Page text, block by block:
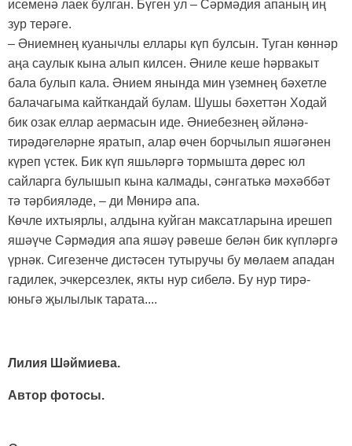
исеменә лаек булган. Бүген ул – Сәрмәдия апаның иң
зур терәге.
– Әниемнең куанычлы еллары күп булсын. Туган көннәр
аңа саулык кына алып килсен. Әниле кеше һәрвакыт
бала булып кала. Әнием янында мин үземнең бәхетле
балачагыма кайткандай булам. Шушы бәхеттән Ходай
бик озак еллар аермасын иде. Әниебезнең әйләнә-
тирәдәгеләрне яратып, алар өчен борчылып яшәгәнен
күреп үстек. Бик күп яшьләргә тормышта дөрес юл
сайларга булышып кына калмады, сәнгатькә мәхәббәт
тә тәрбияләде, – ди Мөнирә апа.
Көчле ихтыярлы, алдына куйган максатларына ирешеп
яшәүче Сәрмәдия апа яшәү рәвеше белән бик күпләргә
үрнәк. Сигезенче дистәсен тутыручы бу мөлаем ападан
гадилек, эчкерсезлек, якты нур сибелә. Бу нур тирә-
юньгә җылылык тарата....
Лилия Шәймиева.
Автор фотосы.